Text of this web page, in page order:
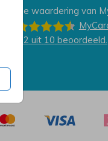
De waardering van
9.2 uit 10 beoordeeld.